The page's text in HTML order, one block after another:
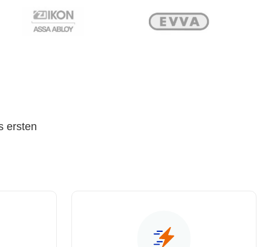
ersten